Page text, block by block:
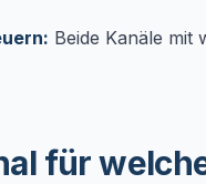
Beide Kanäle
für